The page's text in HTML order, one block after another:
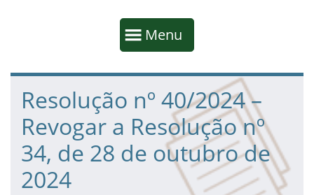
Mostrar
Menu
Fim da navegação
Início do conteúdo
Resolução nº 40/2024 –
Revogar a Resolução nº
34, de 28 de outubro de
2024